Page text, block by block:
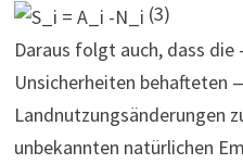
(3)
Daraus folgt auch, dass
Unsicherheiten behafteten
Landnutzungsänderungen
unbekannten natürlichen